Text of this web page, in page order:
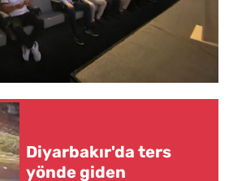
Diyarbakır'da ters
yönde giden